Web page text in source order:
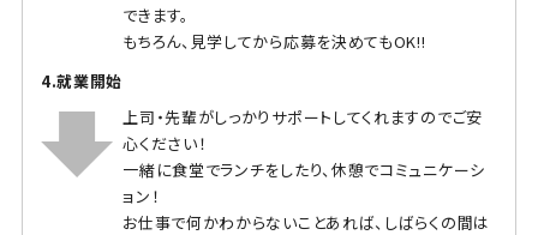
できます。
もちろん、見学してから応募を決めてもOK!!
4.就業開始
上司・先輩がしっかりサポートしてくれますのでご安
心ください！
一緒に食堂でランチをしたり、休憩でコミュニケーシ
ョン！
お仕事で何かわからないことあれば、しばらくの間は